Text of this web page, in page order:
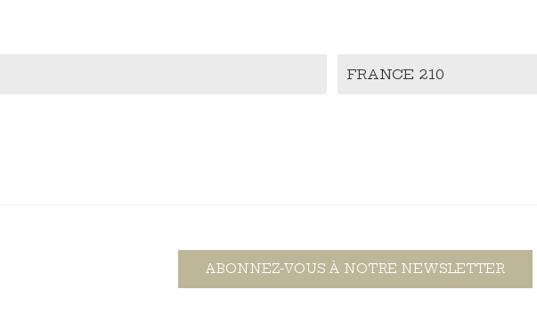
FRANCE 210
ABONNEZ-VOUS À NOTRE NEWSLETTER